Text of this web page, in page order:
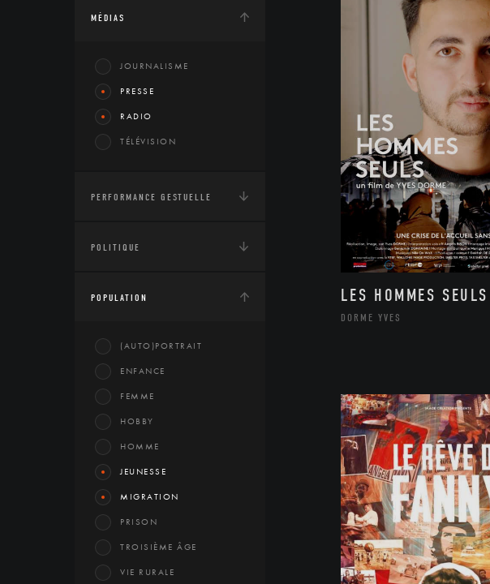
MÉDIAS
JOURNALISME
PRESSE
RADIO
TÉLÉVISION
PERFORMANCE GESTUELLE
POLITIQUE
POPULATION
(AUTO)PORTRAIT
ENFANCE
FEMME
HOBBY
HOMME
JEUNESSE
MIGRATION
PRISON
TROISIÈME ÂGE
VIE RURALE
LES HOMMES SEULS
DORME YVES